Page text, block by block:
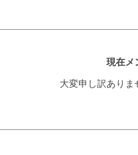
現在メ
大変申し訳あり